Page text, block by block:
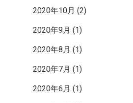
2020年10月 (2)
2020年9月 (1)
2020年8月 (1)
2020年7月 (1)
2020年6月 (1)